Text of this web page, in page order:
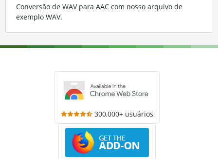
Conversão de WAV para AAC com nosso arquivo de
exemplo WAV.
300,000+ usuários